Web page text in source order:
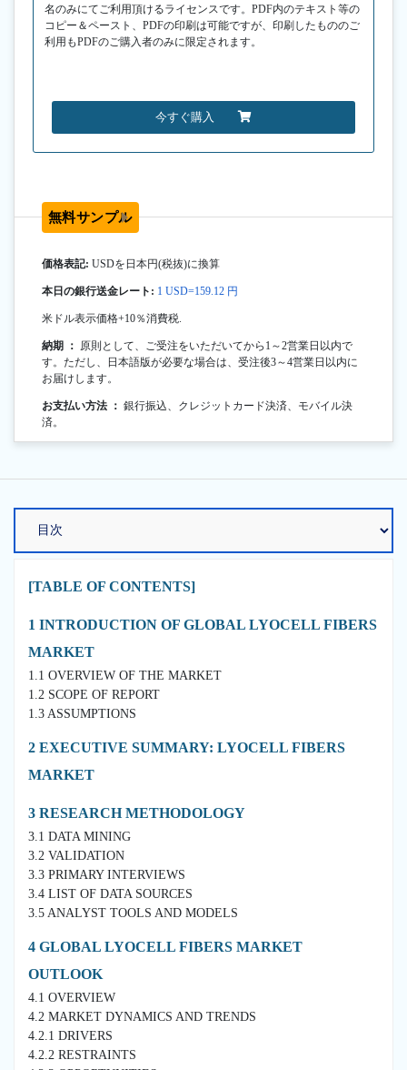
名のみにてご利用頂けるライセンスです。PDF内のテキスト等の
コピー＆ペースト、PDFの印刷は可能ですが、印刷したもののご
利用もPDFのご購入者のみに限定されます。
今すぐ購入
無料サンプル
価格表記: USDを日本円(税抜)に換算
本日の銀行送金レート: 1 USD=159.12 円
米ドル表示価格+10％消費税.
納期 ： 原則として、ご受注をいただいてから1～2営業日以内で
す。ただし、日本語版が必要な場合は、受注後3～4営業日以内に
お届けします。
お支払い方法 ： 銀行振込、クレジットカード決済、モバイル決
済。
[TABLE OF CONTENTS]
1 INTRODUCTION OF GLOBAL LYOCELL FIBERS
MARKET
1.1 OVERVIEW OF THE MARKET
1.2 SCOPE OF REPORT
1.3 ASSUMPTIONS
2 EXECUTIVE SUMMARY: LYOCELL FIBERS
MARKET
3 RESEARCH METHODOLOGY
3.1 DATA MINING
3.2 VALIDATION
3.3 PRIMARY INTERVIEWS
3.4 LIST OF DATA SOURCES
3.5 ANALYST TOOLS AND MODELS
4 GLOBAL LYOCELL FIBERS MARKET
OUTLOOK
4.1 OVERVIEW
4.2 MARKET DYNAMICS AND TRENDS
4.2.1 DRIVERS
4.2.2 RESTRAINTS